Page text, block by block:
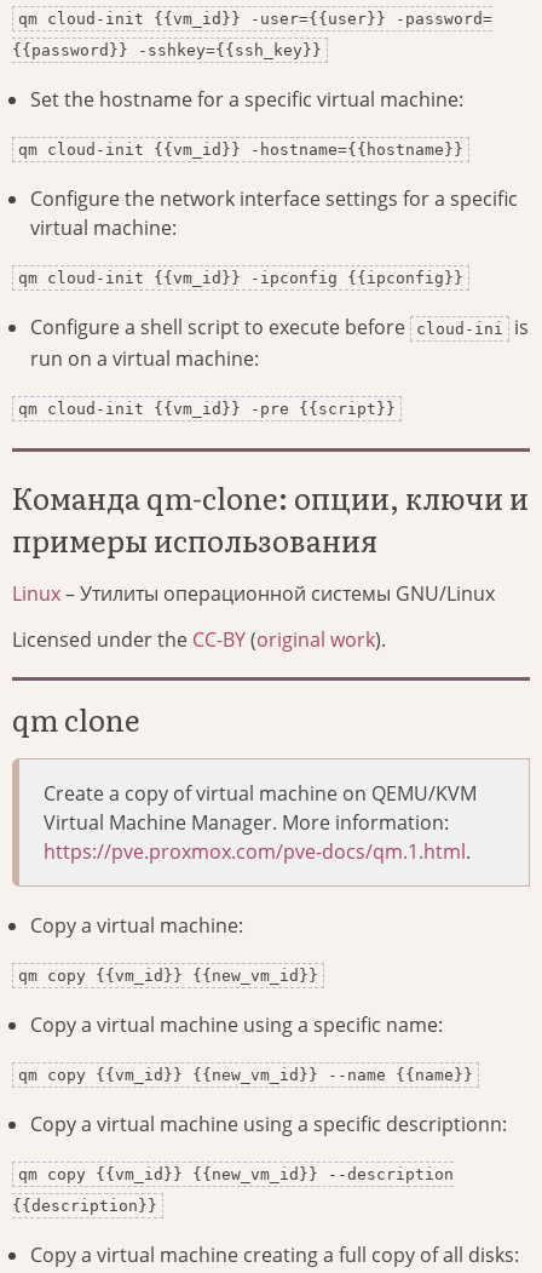
qm cloud-init {{vm_id}} -user={{user}} -password=
{{password}} -sshkey={{ssh_key}}
Set the hostname for a specific virtual machine:
qm cloud-init {{vm_id}} -hostname={{hostname}}
Configure the network interface settings for a specific
virtual machine:
qm cloud-init {{vm_id}} -ipconfig {{ipconfig}}
Configure a shell script to execute before cloud-ini
is
run on a virtual machine:
qm cloud-init {{vm_id}} -pre {{script}}
Команда qm-clone: опции, ключи и
примеры использования
Linux– Утилиты операционной системы GNU/Linux
Licensed under the CC-BY(original work).
qm clone
Create a copy of virtual machine on QEMU/KVM
Virtual Machine Manager. More information:
https://pve.proxmox.com/pve-docs/qm.1.html.
Copy a virtual machine:
qm copy {{vm_id}} {{new_vm_id}}
Copy a virtual machine using a specific name:
qm copy {{vm_id}} {{new_vm_id}} --name {{name}}
Copy a virtual machine using a specific descriptionn:
qm copy {{vm_id}} {{new_vm_id}} --description
{{description}}
Copy a virtual machine creating a full copy of all disks: